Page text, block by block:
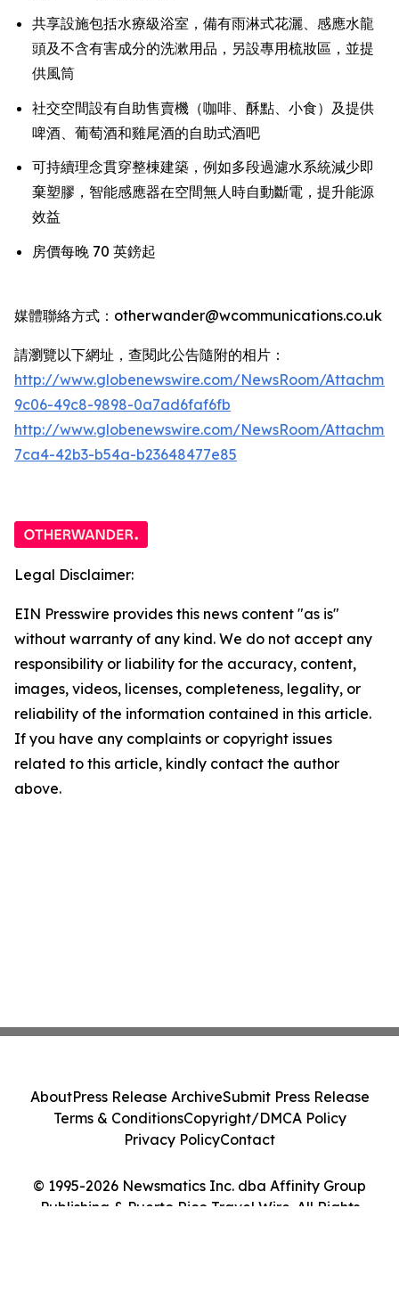
共享設施包括水療級浴室，備有雨淋式花灑、感應水龍
頭及不含有害成分的洗漱用品，另設專用梳妝區，並提
供風筒
社交空間設有自助售賣機（咖啡、酥點、小食）及提供
啤酒、葡萄酒和雞尾酒的自助式酒吧
可持續理念貫穿整棟建築，例如多段過濾水系統減少即
棄塑膠，智能感應器在空間無人時自動斷電，提升能源
效益
房價每晚 70 英鎊起
媒體聯絡方式：otherwander@wcommunications.co.uk
請瀏覽以下網址，查閱此公告隨附的相片：
http://www.globenewswire.com/NewsRoom/
9c06-49c8-9898-0a7ad6faf6fb
http://www.globenewswire.com/NewsRoom/
7ca4-42b3-b54a-b23648477e85
Legal Disclaimer:
EIN Presswire provides this news content "as is"
without warranty of any kind. We do not accept any
responsibility or liability for the accuracy, content,
images, videos, licenses, completeness, legality, or
reliability of the information contained in this article.
If you have any complaints or copyright issues
related to this article, kindly contact the author
above.
© 1995-2026 Newsmatics Inc. dba Affinity Group
Publishing & Puerto Rico Travel Wire. All Rights
AboutPress Release ArchiveSubmit Press Release
Terms & ConditionsCopyright/DMCA Policy
Privacy PolicyContact